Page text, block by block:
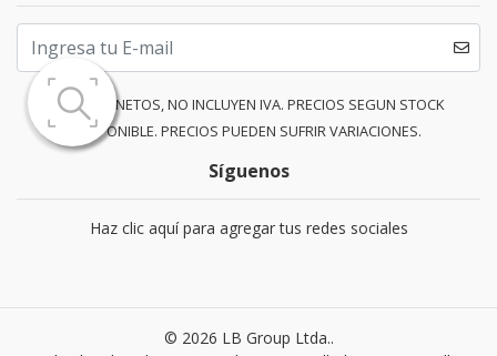
PRECIOS NETOS, NO INCLUYEN IVA. PRECIOS SEGUN STOCK
DISPONIBLE. PRECIOS PUEDEN SUFRIR VARIACIONES.
Síguenos
Haz clic aquí para agregar tus redes sociales
© 2026 LB Group Ltda..